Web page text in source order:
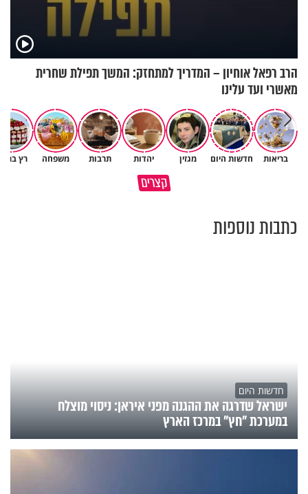
הרב רפאל אוחיון – המדריך למתחזק: המשך תפילת שחרית
מאשרי ועד עלינו
בריאות חדשות היום מגזין יהדות תרבות משפחה רץ
קצרים
תום עוז: "אם הייתי אתאיסט,
כתבות נוספות
חדשות היום
ישראל שדרגה את ההגנה מפני איראן: ניסוי מוצלח
במערכת "חץ" במרכז הארץ